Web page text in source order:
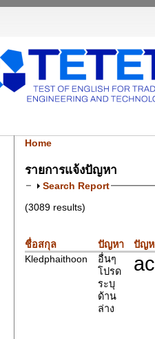
Home
รายการแจ้งปัญหา
Search Report
(3089 results)
ชื่อสกุล ปัญหา
ปัญห
Kledphaithoon
อื่นๆ
โปรด
ระบุ
ด้าน
ล่าง